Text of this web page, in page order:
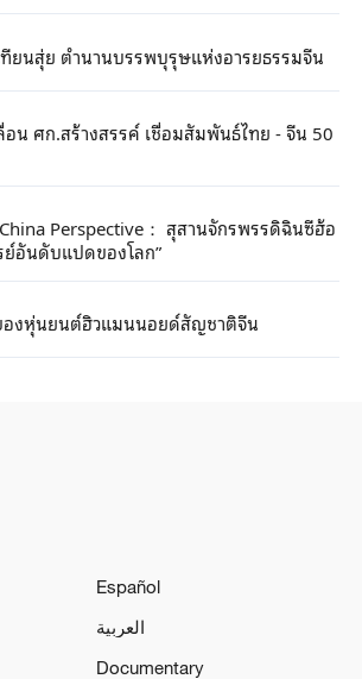
เทียนสุ่ย ตำนานบรรพบุรุษแห่งอารยธรรมจีน
น ศก.สร้างสรรค์ เชื่อมสัมพันธ์ไทย - จีน 50
Perspective： สุสานจักรพรรดิฉินซีฮ้อ
อันดับแปดของโลก”
องหุ่นยนต์ฮิวแมนนอยด์สัญชาติจีน
Español
العربية
Documentary